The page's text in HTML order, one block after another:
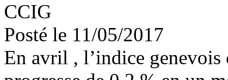
CCIG
Posté le 11/05/2017
En avril , l’indice